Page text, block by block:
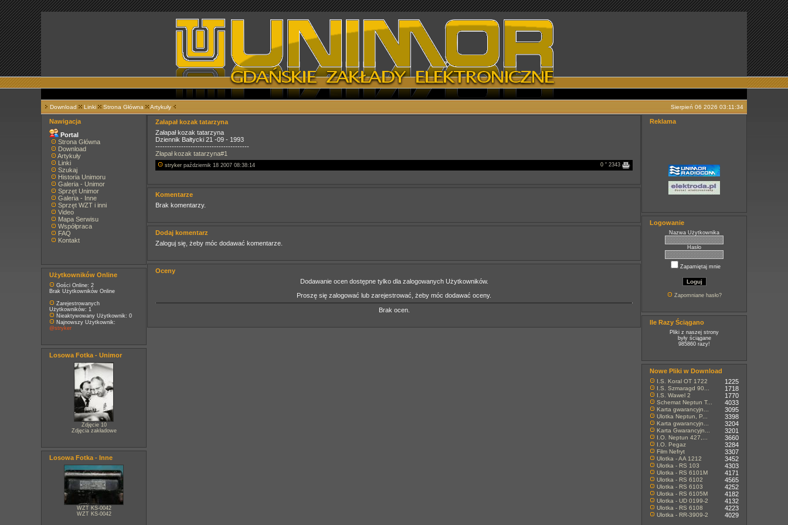
Download Linki Strona Główna Artykuły Sierpień 06 2026 03:11:34
Nawigacja
Portal
Strona Główna
Download
Artykuły
Linki
Szukaj
Historia Unimoru
Galeria - Unimor
Sprzęt Unimor
Galeria - Inne
Sprzęt WZT i inni
Video
Mapa Serwisu
Współpraca
FAQ
Kontakt
Użytkowników Online
Gości Online: 2
Brak Użytkowników Online
Zarejestrowanych
Użytkowników: 1
Nieaktywowany Użytkownik: 0
Najnowszy Użytkownik:
@stryker
Losowa Fotka - Unimor
Zdjęcie 10
Zdjęcia zakładowe
Losowa Fotka - Inne
WZT KS-0042
WZT KS-0042
Załapał kozak tatarzyna
Załapał kozak tatarzyna
Dziennik Bałtycki 21 -09 - 1993
----------------------------------------
Złapał kozak tatarzyna#1
stryker październik 18 2007 08:38:14 0 ˇ 2343
Komentarze
Brak komentarzy.
Dodaj komentarz
Zaloguj się, żeby móc dodawać komentarze.
Oceny
Dodawanie ocen dostępne tylko dla zalogowanych Użytkowników.
Proszę się zalogować lub zarejestrować, żeby móc dodawać oceny.
Brak ocen.
Reklama
Logowanie
Nazwa Użytkownika
Hasło
Zapamiętaj mnie
Zapomniane hasło?
Ile Razy Ściągano
Pliki z naszej strony
były ściągane
985860 razy!
Nowe Pliki w Download
I.S. Koral OT 1722 1225
I.S. Szmaragd 90... 1718
I.S. Wawel 2 1770
Schemat Neptun T... 4033
Karta gwarancyjn... 3095
Ulotka Neptun, P... 3398
Karta gwarancyjn... 3204
Karta Gwarancyjn... 3201
I.O. Neptun 427,... 3660
I.O. Pegaz 3284
Film Nefryt 3307
Ulotka - AA 1212 3452
Ulotka - RS 103 4303
Ulotka - RS 6101M 4171
Ulotka - RS 6102 4565
Ulotka - RS 6103 4252
Ulotka - RS 6105M 4182
Ulotka - UD 0199-2 4132
Ulotka - RS 6108 4223
Ulotka - RR-3909-2 4029